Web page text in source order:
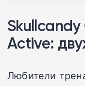
Active:
Любители